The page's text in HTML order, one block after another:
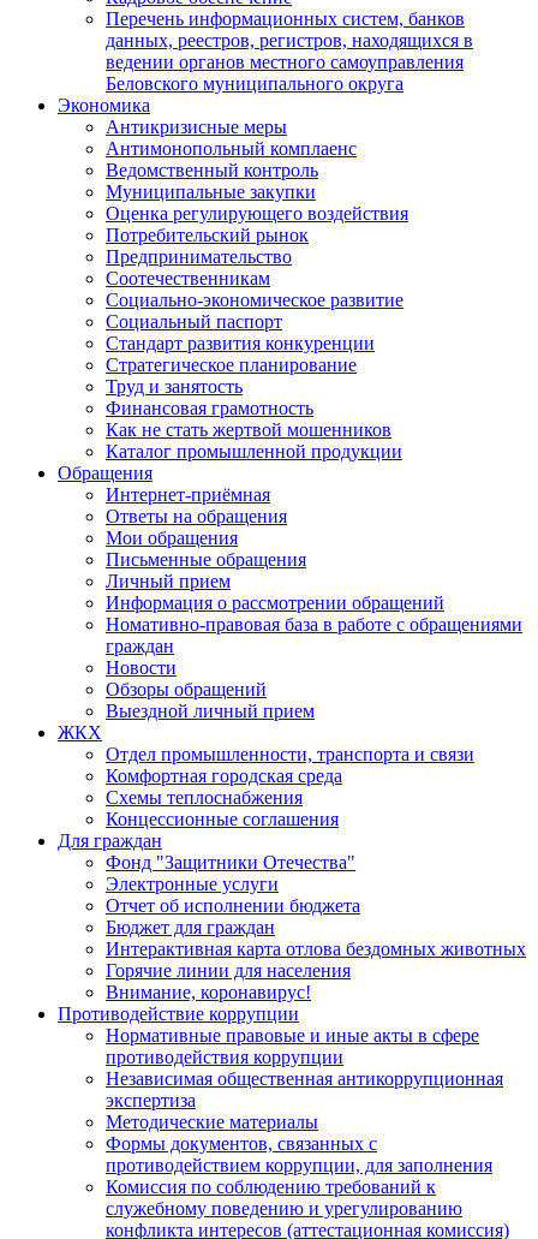
Перечень информационных систем, банков
данных, реестров, регистров, находящихся в
ведении органов местного самоуправления
Беловского муниципального округа
Экономика
Антикризисные меры
Антимонопольный комплаенс
Ведомственный контроль
Муниципальные закупки
Оценка регулирующего воздействия
Потребительский рынок
Предпринимательство
Соотечественникам
Социально-экономическое развитие
Социальный паспорт
Стандарт развития конкуренции
Стратегическое планирование
Труд и занятость
Финансовая грамотность
Как не стать жертвой мошенников
Каталог промышленной продукции
Обращения
Интернет-приёмная
Ответы на обращения
Мои обращения
Письменные обращения
Личный прием
Информация о рассмотрении обращений
Номативно-правовая база в работе с обращениями
граждан
Новости
Обзоры обращений
Выездной личный прием
ЖКХ
Отдел промышленности, транспорта и связи
Комфортная городская среда
Схемы теплоснабжения
Концессионные соглашения
Для граждан
Фонд "Защитники Отечества"
Электронные услуги
Отчет об исполнении бюджета
Бюджет для граждан
Интерактивная карта отлова бездомных животных
Горячие линии для населения
Внимание, коронавирус!
Противодействие коррупции
Нормативные правовые и иные акты в сфере
противодействия коррупции
Независимая общественная антикоррупционная
экспертиза
Методические материалы
Формы документов, связанных с
противодействием коррупции, для заполнения
Комиссия по соблюдению требований к
служебному поведению и урегулированию
конфликта интересов (аттестационная комиссия)